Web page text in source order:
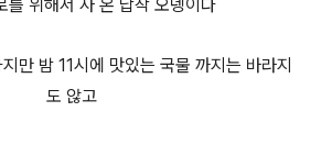
를 위해서 사 온 납작 오뎅이다
만 밤 11시에 맛있는 국물 까지는 바라지
도 않고